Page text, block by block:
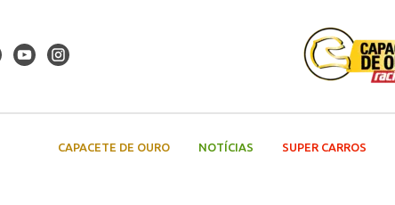
CAPACETE DE OURO NOTÍCIAS SUPER CARROS